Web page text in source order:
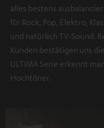
alles bestens
für Rock, Pop, Elektro,
und natürlich TV-Sound.
Kunden bestätigen uns
ULTIMA Serie erkennt
Hochtöner.